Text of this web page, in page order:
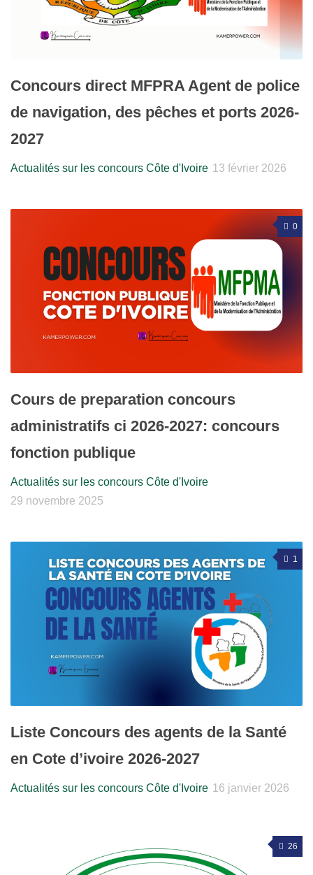
Concours direct MFPRA Agent de police
de navigation, des pêches et ports 2026-
2027
Actualités sur les concours Côte d'Ivoire 13 février 2026
0
Cours de preparation concours
administratifs ci 2026-2027: concours
fonction publique
Actualités sur les concours Côte d'Ivoire
29 novembre 2025
1
Liste Concours des agents de la Santé
en Cote d’ivoire 2026-2027
Actualités sur les concours Côte d'Ivoire 16 janvier 2026
26